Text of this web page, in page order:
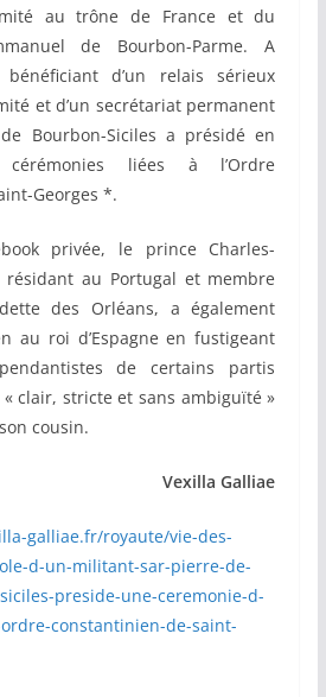
au trône de France et du
de Bourbon-Parme. A
d’un relais sérieux
et d’un secrétariat permanent
Bourbon-Siciles a présidé en
cérémonies liées à l’Ordre
Georges *.
privée, le prince Charles-
résidant au Portugal et membre
des Orléans, a également
au roi d’Espagne en fustigeant
de certains partis
clair, stricte et sans ambiguïté »
cousin.
Vexilla Galliae
galliae.fr/royaute/vie-des-
d-un-militant-sar-pierre-de-
preside-une-ceremonie-d-
constantinien-de-saint-